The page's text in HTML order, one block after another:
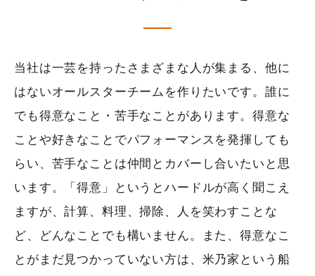
当社は一芸を持ったさまざまな人が集まる、他に
はないオールスターチームを作りたいです。誰に
でも得意なこと・苦手なことがあります。得意な
ことや好きなことでパフォーマンスを発揮しても
らい、苦手なことは仲間とカバーし合いたいと思
います。「得意」というとハードルが高く聞こえ
ますが、計算、料理、掃除、人を笑わすことな
ど、どんなことでも構いません。また、得意なこ
とがまだ見つかっていない方は、米乃家という船